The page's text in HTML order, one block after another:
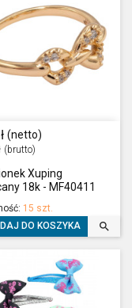
(netto)
(brutto)
Xuping
18k - MF40411
15 szt.
DO KOSZYKA 